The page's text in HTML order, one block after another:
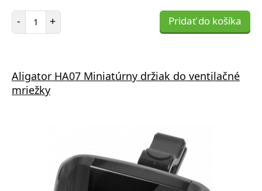
- Počet položiek
+ Pridať do košíka
Aligator HA07 Miniatúrny držiak do ventilačné
mriežky